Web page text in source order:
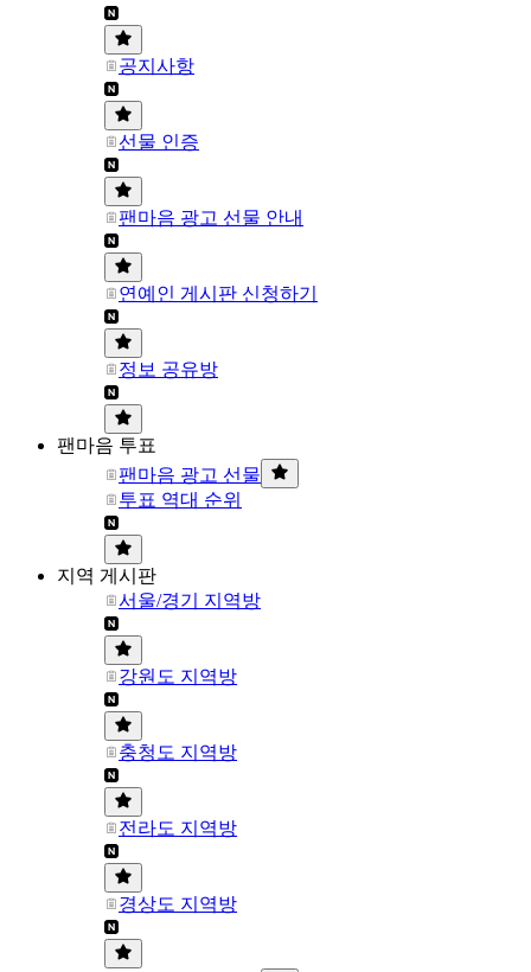
공지사항
선물 인증
팬마음 광고 선물 안내
연예인 게시판 신청하기
정보 공유방
팬마음 투표
팬마음 광고 선물
투표 역대 순위
지역 게시판
서울/경기 지역방
강원도 지역방
충청도 지역방
전라도 지역방
경상도 지역방